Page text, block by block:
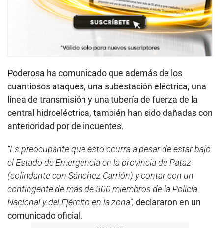
Poderosa ha comunicado que además de los
cuantiosos ataques, una subestación eléctrica, una
línea de transmisión y una tubería de fuerza de la
central hidroeléctrica, también han sido dañadas con
anterioridad por delincuentes.
“Es preocupante que esto ocurra a pesar de estar bajo
el Estado de Emergencia en la provincia de Pataz
(colindante con Sánchez Carrión) y contar con un
contingente de más de 300 miembros de la Policía
Nacional y del Ejército en la zona”, declararon en un
comunicado oficial.